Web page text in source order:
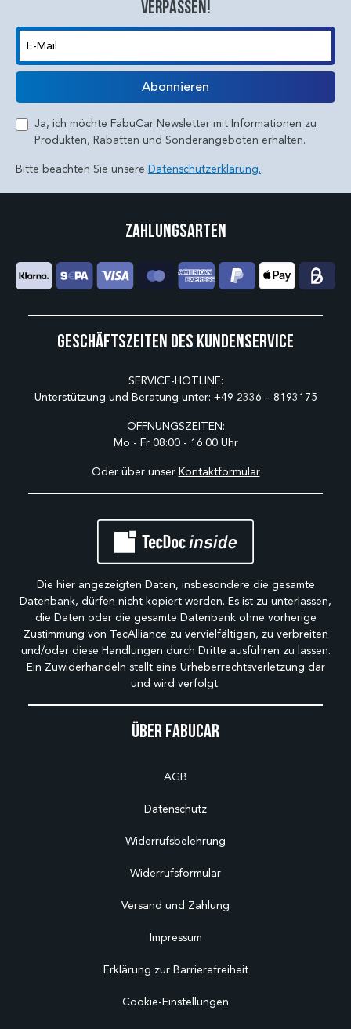
verpassen!
E-Mail
Abonnieren
Ja, ich möchte FabuCar Newsletter mit Informationen zu
Produkten, Rabatten und Sonderangeboten erhalten.
Bitte beachten Sie unsere Datenschutzerklärung.
Über Fabucar
AGB
Datenschutz
Widerrufsbelehrung
Widerrufsformular
Versand und Zahlung
Impressum
Erklärung zur Barrierefreiheit
Cookie-Einstellungen
Geschäftszeiten des Kundenservice
SERVICE-HOTLINE:
Unterstützung und Beratung unter: +49 2336 – 8193175
ÖFFNUNGSZEITEN:
Mo - Fr 08:00 - 16:00 Uhr
Oder über unser Kontaktformular
Zahlungsarten
Die hier angezeigten Daten, insbesondere die gesamte
Datenbank, dürfen nicht kopiert werden. Es ist zu unterlassen,
die Daten oder die gesamte Datenbank ohne vorherige
Zustimmung von TecAlliance zu vervielfältigen, zu verbreiten
und/oder diese Handlungen durch Dritte ausführen zu lassen.
Ein Zuwiderhandeln stellt eine Urheberrechtsverletzung dar
und wird verfolgt.